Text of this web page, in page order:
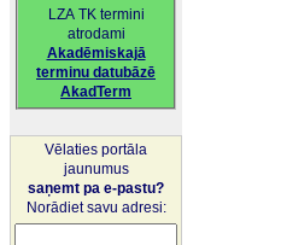
LZA TK termini
atrodami
Akadēmiskajā
terminu datubāzē
AkadTerm
Vēlaties portāla
jaunumus
saņemt pa e-pastu?
Norādiet savu adresi: